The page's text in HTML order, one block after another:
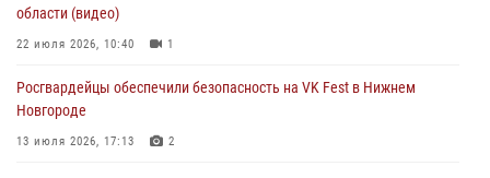
Росгвардейцы обеспечили безопасность на VK Fest в Нижнем
13 июля 2026, 17:13
Нижегородские росгвардейцы за прошедшую неделю выезжали
области (видео)
22 июля 2026, 10:40 1
Росгвардейцы обеспечили безопасность на VK Fest в Нижнем
Новгороде
13 июля 2026, 17:13 2